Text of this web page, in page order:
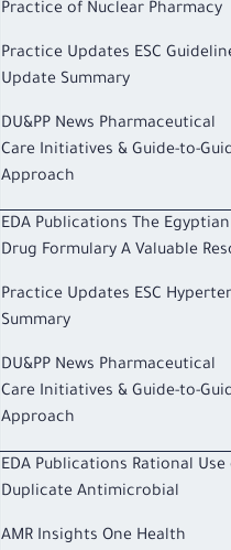
Practice of Nuclear Pharmacy
Practice Updates ESC
Update Summary
DU&PP News Pharmaceutical
Care Initiatives & Guide-to-
Approach
EDA Publications The Egyptian
Drug Formulary A Valuable
Practice Updates ESC
Summary
DU&PP News Pharmaceutical
Care Initiatives & Guide-to-
Approach
EDA Publications Rational Use
Duplicate
AMR Insights One Health